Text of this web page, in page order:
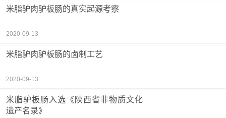
米脂驴肉驴板肠的真实起源考察
2020-09-13
米脂驴肉驴板肠的卤制工艺
2020-09-13
米脂驴板肠入选《陕西省非物质文化
遗产名录》